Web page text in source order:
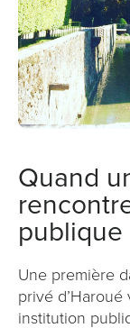
Quand
publique
Une première
privé
institution